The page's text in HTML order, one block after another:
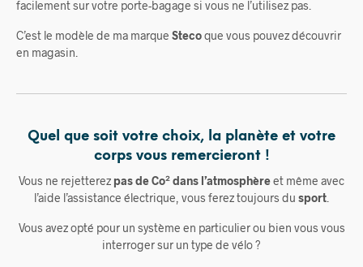
facilement sur votre porte-bagage si vous ne l’utilisez pas.
C’est le modèle de ma marque Stecoque vous pouvez découvrir
en magasin.
Quel que soit votre choix, la planète et votre
corps vous remercieront !
Vous ne rejetterez pas de Co² dans l’atmosphèreet même avec
l’aide l’assistance électrique, vous ferez toujours du sport.
Vous avez opté pour un système en particulier ou bien vous vous
interroger sur un type de vélo ?